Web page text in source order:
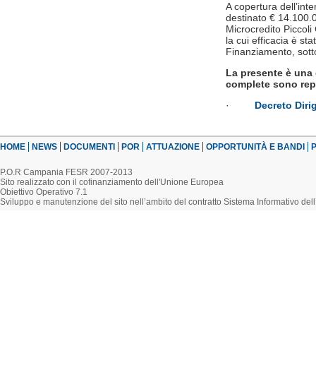
A copertura
destinato €
Microcredito Piccoli
la cui efficacia è
Finanziamento,
La presente è
complete sono
· Decreto
HOME NEWS DOCUMENTI POR ATTUAZIONE OPPORTUNITÀ E BANDI
P.O.R Campania FESR 2007-2013
Sito realizzato con il cofinanziamento dell'Unione Europea
Obiettivo Operativo 7.1
Sviluppo e manutenzione del sito nell’ambito del contratto Sistema Informativo